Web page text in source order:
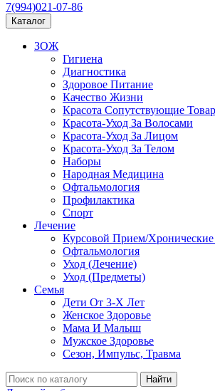
7(994)021-07-86
Каталог
ЗОЖ
Гигиена
Диагностика
Здоровое Питание
Качество Жизни
Красота Сопутствующие
Красота-Уход За Волосами
Красота-Уход За Лицом
Красота-Уход За Телом
Наборы
Народная Медицина
Офтальмология
Профилактика
Спорт
Лечение
Курсовой Прием/Хронические
Офтальмология
Уход (Лечение)
Уход (Предметы)
Семья
Дети От 3-Х Лет
Женское Здоровье
Мама И Малыш
Мужское Здоровье
Сезон, Импульс, Травма
Найти